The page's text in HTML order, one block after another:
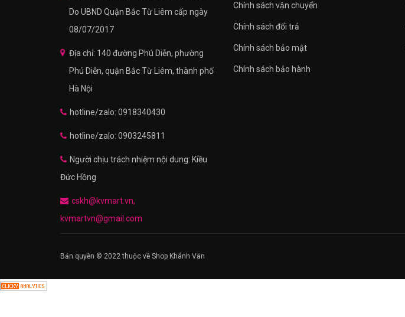
Do UBND Quận Bắc Từ Liêm cấp ngày
08/07/2017
Địa chỉ: 140 đường Phú Diễn, phường
Phú Diễn, quận Bắc Từ Liêm, thành phố
Hà Nội
hotline/zalo: 0918340430
hotline/zalo: 0903245811
Người chịu trách nhiệm nội dung: Kiều
Đức Hồng
cskh@kvmart.vn,
kvmartvn@gmail.com
Chính sách vận chuyển
Chính sách đổi trả
Chính sách bảo mật
Chính sách bảo hành
Bản quyền © 2022 thuộc về Shop Khánh Văn